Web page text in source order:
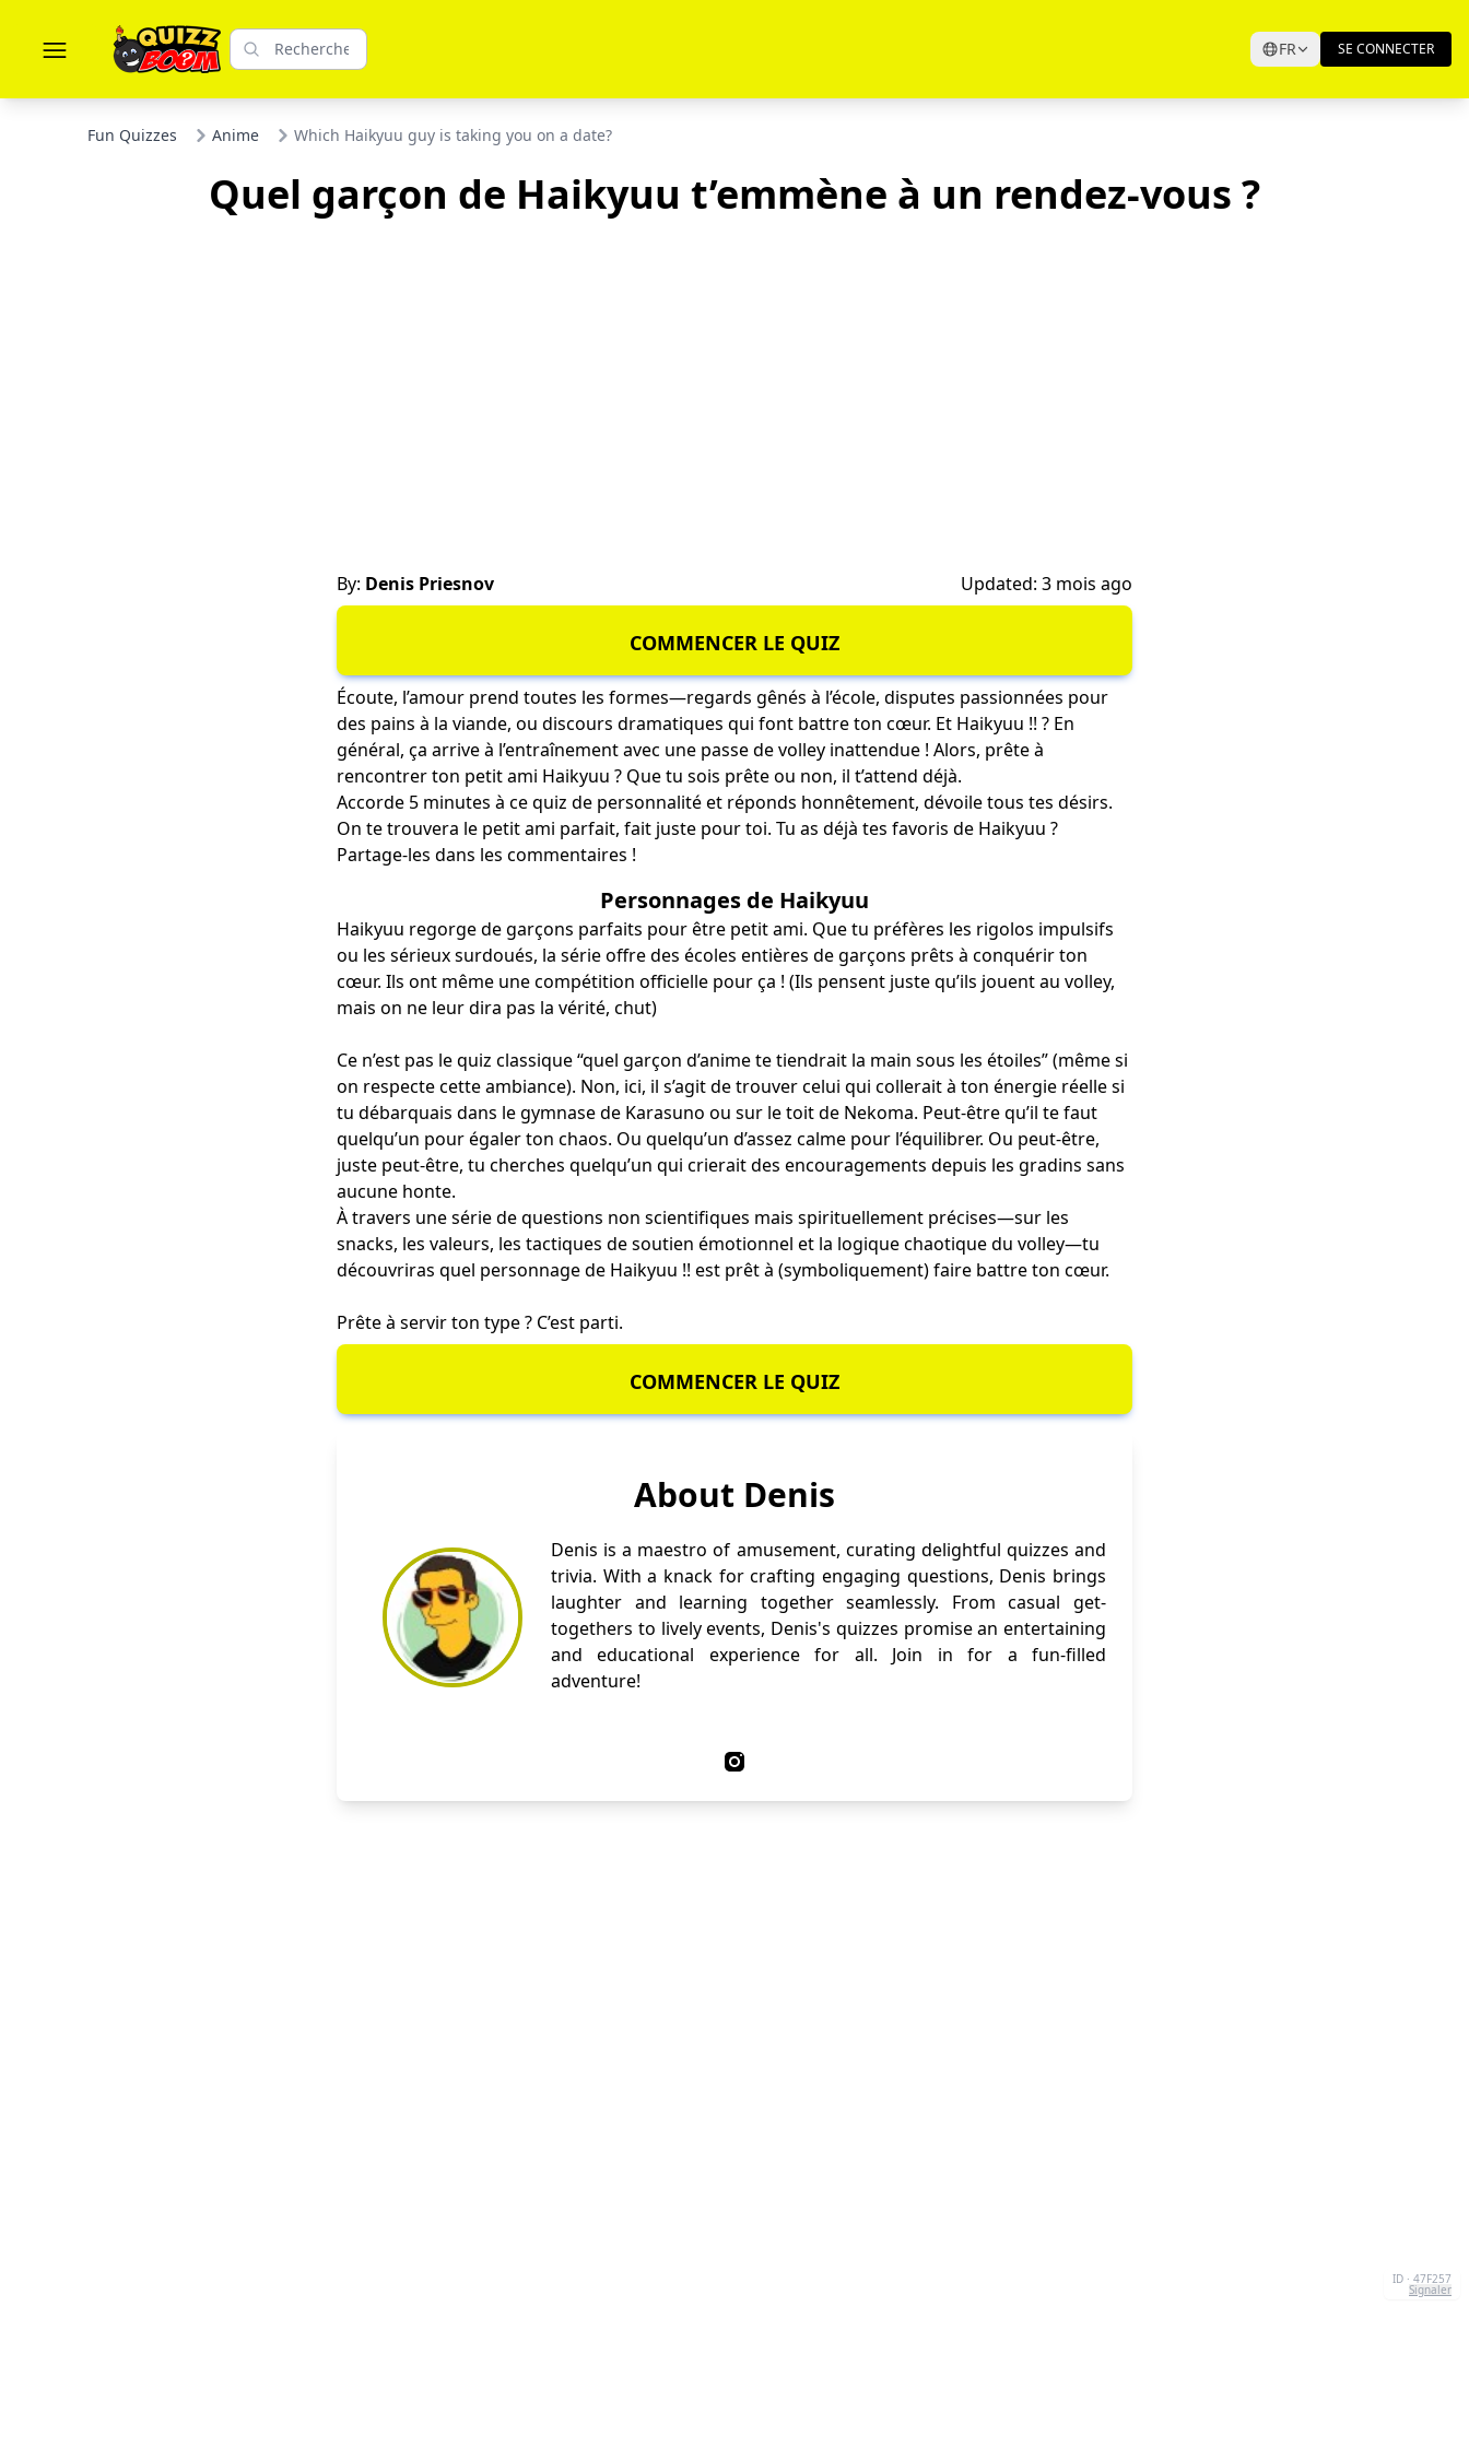
FR SE CONNECTER
Fun Quizzes Anime Which Haikyuu guy is taking you on a date?
Quel garçon de Haikyuu t’emmène à un rendez-vous ?
By: Denis Priesnov Updated: 3 mois ago
COMMENCER LE QUIZ
Écoute, l’amour prend toutes les formes—regards gênés à l’école, disputes passionnées pour
des pains à la viande, ou discours dramatiques qui font battre ton cœur. Et Haikyuu !! ? En
général, ça arrive à l’entraînement avec une passe de volley inattendue ! Alors, prête à
rencontrer ton petit ami Haikyuu ? Que tu sois prête ou non, il t’attend déjà.
Accorde 5 minutes à ce quiz de personnalité et réponds honnêtement, dévoile tous tes désirs.
On te trouvera le petit ami parfait, fait juste pour toi. Tu as déjà tes favoris de Haikyuu ?
Partage-les dans les commentaires !
Personnages de Haikyuu
Haikyuu regorge de garçons parfaits pour être petit ami. Que tu préfères les rigolos impulsifs
ou les sérieux surdoués, la série offre des écoles entières de garçons prêts à conquérir ton
cœur. Ils ont même une compétition officielle pour ça ! (Ils pensent juste qu’ils jouent au volley,
mais on ne leur dira pas la vérité, chut)
Ce n’est pas le quiz classique “quel garçon d’anime te tiendrait la main sous les étoiles” (même si
on respecte cette ambiance). Non, ici, il s’agit de trouver celui qui collerait à ton énergie réelle si
tu débarquais dans le gymnase de Karasuno ou sur le toit de Nekoma. Peut-être qu’il te faut
quelqu’un pour égaler ton chaos. Ou quelqu’un d’assez calme pour l’équilibrer. Ou peut-être,
juste peut-être, tu cherches quelqu’un qui crierait des encouragements depuis les gradins sans
aucune honte.
À travers une série de questions non scientifiques mais spirituellement précises—sur les
snacks, les valeurs, les tactiques de soutien émotionnel et la logique chaotique du volley—tu
découvriras quel personnage de Haikyuu !! est prêt à (symboliquement) faire battre ton cœur.
Prête à servir ton type ? C’est parti.
COMMENCER LE QUIZ
About Denis
Denis is a maestro of amusement, curating delightful quizzes and
trivia. With a knack for crafting engaging questions, Denis brings
laughter and learning together seamlessly. From casual get-
togethers to lively events, Denis's quizzes promise an entertaining
and educational experience for all. Join in for a fun-filled
adventure!
ID · 47F257
Signaler